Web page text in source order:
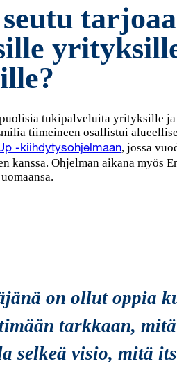
tarjoaa
tukipalveluita yrityksille
tiimeineen osallistui
-kiihdytysohjelmaan, jossa
kanssa. Ohjelman aikana myös
on ollut oppia
tarkkaan,
selkeä visio, mitä